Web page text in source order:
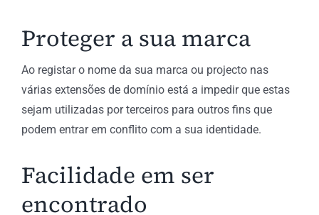
Proteger a sua marca
Ao registar o nome da sua marca ou projecto nas
várias extensões de domínio está a impedir que estas
sejam utilizadas por terceiros para outros fins que
podem entrar em conflito com a sua identidade.
Facilidade em ser
encontrado